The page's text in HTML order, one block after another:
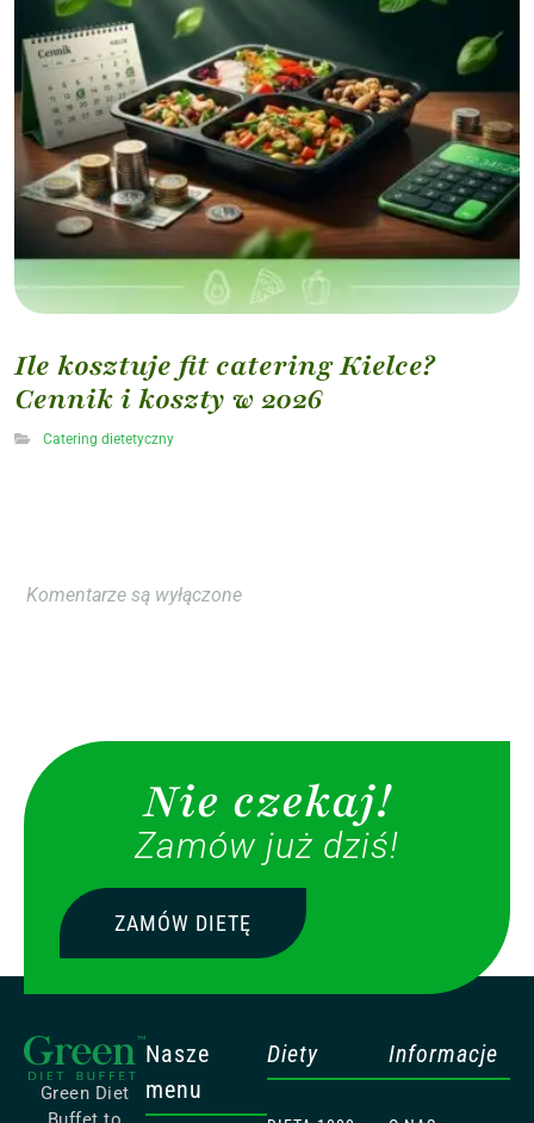
Ile kosztuje fit catering Kielce?
Cennik i koszty w 2026
Catering dietetyczny
Komentarze są wyłączone
Nie czekaj!
Zamów już dziś!
ZAMÓW DIETĘ
Green Diet
Nasze
menu
Diety Informacje